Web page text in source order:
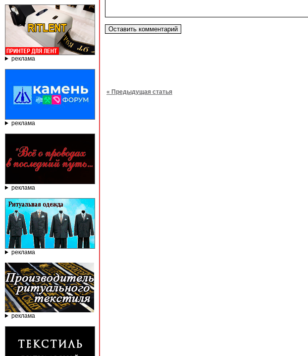
реклама
реклама
реклама
реклама
реклама
« Предыдущая статья